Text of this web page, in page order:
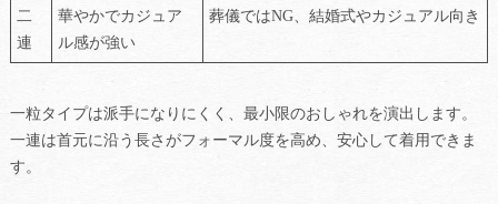
二
連
華やかでカジュア
ル感が強い
葬儀ではNG、結婚式やカジュアル向き
一粒タイプは派手になりにくく、最小限のおしゃれを演出します。
一連は首元に沿う長さがフォーマル度を高め、安心して着用できま
す。